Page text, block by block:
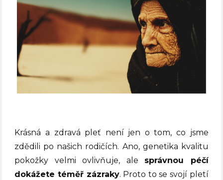
Krásná a zdravá pleť není jen o tom, co jsme
zdědili po našich rodičích. Ano, genetika kvalitu
pokožky velmi ovlivňuje, ale správnou péčí
dokážete téměř zázraky. Proto to se svojí pletí